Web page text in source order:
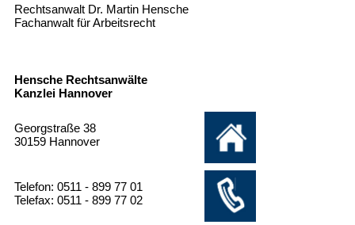
Rechtsanwalt Dr. Martin Hensche
Fachanwalt für Arbeitsrecht
Hensche Rechtsanwälte
Kanzlei Hannover
Georgstraße 38
30159 Hannover
Telefon: 0511 - 899 77 01
Telefax: 0511 - 899 77 02